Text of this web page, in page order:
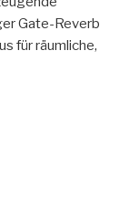
Gate-Reverb
für räumliche,